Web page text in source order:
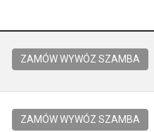
ZAMÓW WYWÓZ SZAMBA
ZAMÓW WYWÓZ SZAMBA